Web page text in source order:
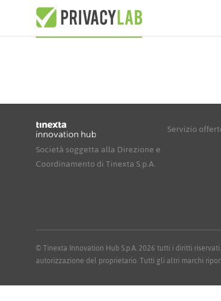
Società soggetta alla Direzione e
Coordinamento di Tinexta S.p.A.
Servizio
© Tinexta Innovation Hub S.p.A. 2026 tutti i diritti
autorizzazione del proprietario. Tutti gli altri marchi